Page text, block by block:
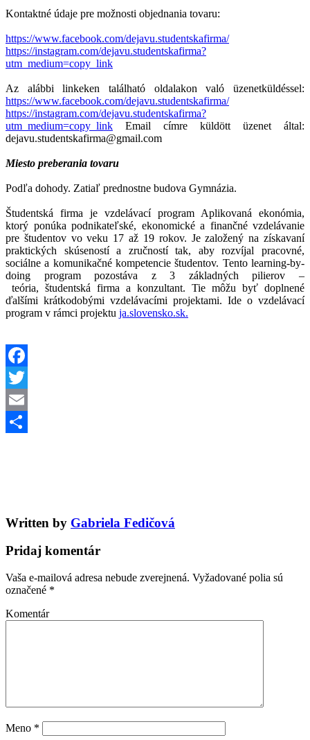
Kontaktné údaje pre možnosti objednania tovaru:
https://www.facebook.com/dejavu.studentskafirma/
https://instagram.com/dejavu.studentskafirma?
utm_medium=copy_link
Az alábbi linkeken található oldalakon való üzenetküldéssel:
https://www.facebook.com/dejavu.studentskafirma/
https://instagram.com/dejavu.studentskafirma?
utm_medium=copy_link Email címre küldött üzenet által:
dejavu.studentskafirma@gmail.com
Miesto preberania tovaru
Podľa dohody. Zatiaľ prednostne budova Gymnázia.
Študentská firma je vzdelávací program Aplikovaná ekonómia,
ktorý ponúka podnikateľské, ekonomické a finančné vzdelávanie
pre študentov vo veku 17 až 19 rokov. Je založený na získavaní
praktických skúseností a zručností tak, aby rozvíjal pracovné,
sociálne a komunikačné kompetencie študentov. Tento learning-by-
doing program pozostáva z 3 základných pilierov –
teória, študentská firma a konzultant. Tie môžu byť doplnené
ďalšími krátkodobými vzdelávacími projektami. Ide o vzdelávací
program v rámci projektu ja.slovensko.sk.
Facebook
Twitter
Email
Written by Gabriela Fedičová
Pridaj komentár
Vaša e-mailová adresa nebude zverejnená. Vyžadované polia sú
označené *
Komentár
Meno *